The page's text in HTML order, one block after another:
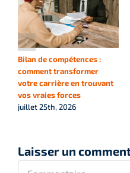
Bilan de compétences :
comment transformer
votre carrière en trouvant
vos vraies forces
juillet 25th, 2026
Laisser un
Commentaire